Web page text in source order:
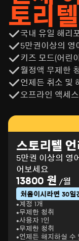
토리텔
국내 유일 해리
5만권이상의
키즈 모드(어린
월정액 무제한
언제든 취소 및
오프라인 액세
스토리텔
5만권 이상의 영
어보세요
13800 원 /월
처음이시라면 30일
계정 1개
무제한 청취
사용자 1인
무제한 청취
언제든 해지하실 수